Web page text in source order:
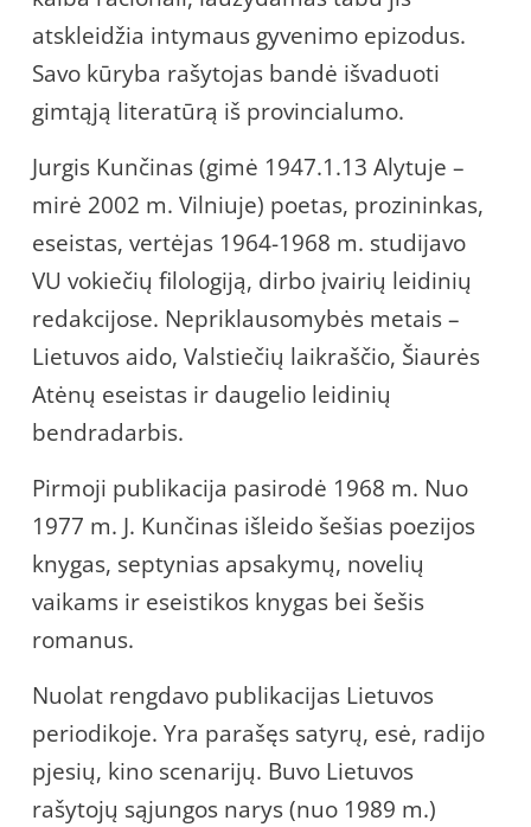
atskleidžia intymaus gyvenimo epizodus.
Savo kūryba rašytojas bandė išvaduoti
gimtąją literatūrą iš provincialumo.
Jurgis Kunčinas (gimė 1947.1.13 Alytuje –
mirė 2002 m. Vilniuje) poetas, prozininkas,
eseistas, vertėjas 1964-1968 m. studijavo
VU vokiečių filologiją, dirbo įvairių leidinių
redakcijose. Nepriklausomybės metais –
Lietuvos aido, Valstiečių laikraščio, Šiaurės
Atėnų eseistas ir daugelio leidinių
bendradarbis.
Pirmoji publikacija pasirodė 1968 m. Nuo
1977 m. J. Kunčinas išleido šešias poezijos
knygas, septynias apsakymų, novelių
vaikams ir eseistikos knygas bei šešis
romanus.
Nuolat rengdavo publikacijas Lietuvos
periodikoje. Yra parašęs satyrų, esė, radijo
pjesių, kino scenarijų. Buvo Lietuvos
rašytojų sąjungos narys (nuo 1989 m.)